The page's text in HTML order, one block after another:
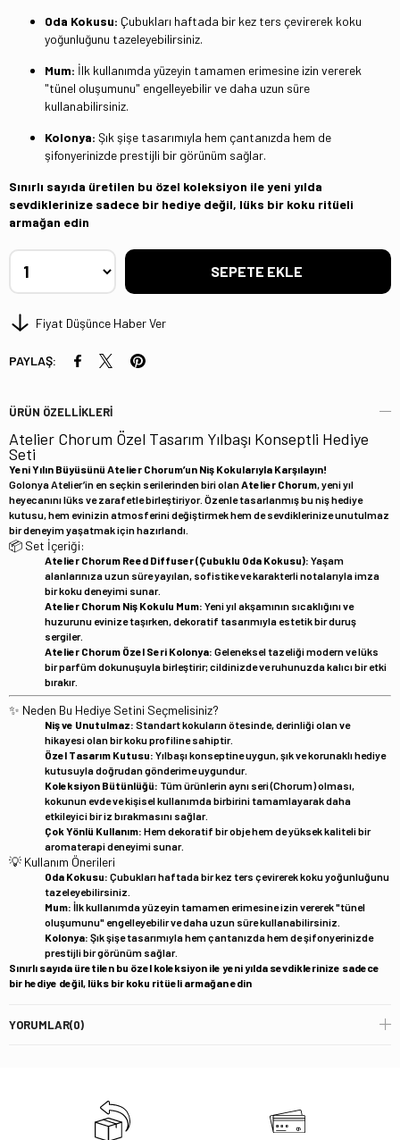
Oda Kokusu: Çubukları haftada bir kez ters çevirerek koku
yoğunluğunu tazeleyebilirsiniz.
Mum: İlk kullanımda yüzeyin tamamen erimesine izin vererek
"tünel oluşumunu" engelleyebilir ve daha uzun süre
kullanabilirsiniz.
Kolonya: Şık şişe tasarımıyla hem çantanızda hem de
şifonyerinizde prestijli bir görünüm sağlar.
Sınırlı sayıda üretilen bu özel koleksiyon ile yeni yılda
sevdiklerinize sadece bir hediye değil, lüks bir koku ritüeli
armağan edin
Fiyat Düşünce Haber Ver
PAYLAŞ:
ÜRÜN ÖZELLIKLERI
Atelier Chorum Özel Tasarım Yılbaşı Konseptli Hediye
Seti
Yeni Yılın Büyüsünü Atelier Chorum’un Niş Kokularıyla Karşılayın!
Golonya Atelier’in en seçkin serilerinden biri olanAtelier Chorum, yeni yıl
heyecanını lüks ve zarafetle birleştiriyor. Özenle tasarlanmış bu niş hediye
kutusu, hem evinizin atmosferini değiştirmek hem de sevdiklerinize unutulmaz
bir deneyim yaşatmak için hazırlandı.
📦 Set İçeriği:
Atelier Chorum Reed Diffuser (Çubuklu Oda Kokusu): Yaşam
alanlarınıza uzun süre yayılan, sofistike ve karakterli notalarıyla imza
bir koku deneyimi sunar.
Atelier Chorum Niş Kokulu Mum: Yeni yıl akşamının sıcaklığını ve
huzurunu evinize taşırken, dekoratif tasarımıyla estetik bir duruş
sergiler.
Atelier Chorum Özel Seri Kolonya: Geleneksel tazeliği modern ve lüks
bir parfüm dokunuşuyla birleştirir; cildinizde ve ruhunuzda kalıcı bir etki
bırakır.
✨ Neden Bu Hediye Setini Seçmelisiniz?
Niş ve Unutulmaz: Standart kokuların ötesinde, derinliği olan ve
hikayesi olan bir koku profiline sahiptir.
Özel Tasarım Kutusu: Yılbaşı konseptine uygun, şık ve korunaklı hediye
kutusuyla doğrudan gönderime uygundur.
Koleksiyon Bütünlüğü: Tüm ürünlerin aynı seri (Chorum) olması,
kokunun evde ve kişisel kullanımda birbirini tamamlayarak daha
etkileyici bir iz bırakmasını sağlar.
Çok Yönlü Kullanım: Hem dekoratif bir obje hem de yüksek kaliteli bir
aromaterapi deneyimi sunar.
💡 Kullanım Önerileri
Oda Kokusu: Çubukları haftada bir kez ters çevirerek koku yoğunluğunu
tazeleyebilirsiniz.
Mum: İlk kullanımda yüzeyin tamamen erimesine izin vererek "tünel
oluşumunu" engelleyebilir ve daha uzun süre kullanabilirsiniz.
Kolonya: Şık şişe tasarımıyla hem çantanızda hem de şifonyerinizde
prestijli bir görünüm sağlar.
Sınırlı sayıda üretilen bu özel koleksiyon ile yeni yılda sevdiklerinize sadece
bir hediye değil, lüks bir koku ritüeli armağan edin
YORUMLAR(0)